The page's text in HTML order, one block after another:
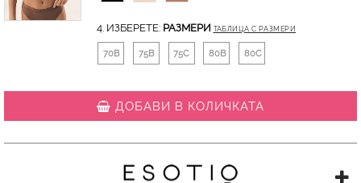
4. ИЗБЕРЕТЕ: РАЗМЕРИ ТАБЛИЦА С РАЗМЕРИ
70B 75B 75C 80B 80C
ДОБАВИ В КОЛИЧКАТА